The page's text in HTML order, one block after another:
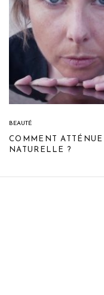
BEAUTÉ
COMMENT
NATURELLE ?